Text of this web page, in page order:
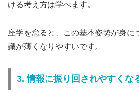
ける考え方は学べます。
座学を怠ると、この基本姿勢が身に
識が薄くなりやすいです。
3. 情報に振り回されやすくな